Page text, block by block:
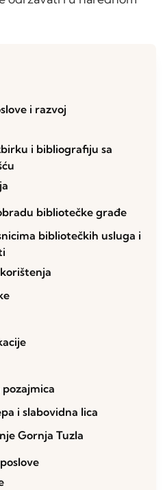
i razvoj
i bibliografiju sa
bibliotečke građe
bibliotečkih usluga i
i slabovidna lica
Gornja Tuzla